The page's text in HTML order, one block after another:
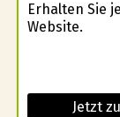
Erhalten Sie
Website.
Jetzt